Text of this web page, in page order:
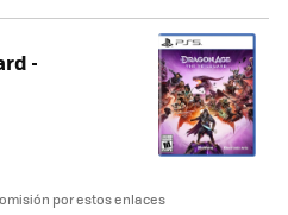
-
por estos enlaces